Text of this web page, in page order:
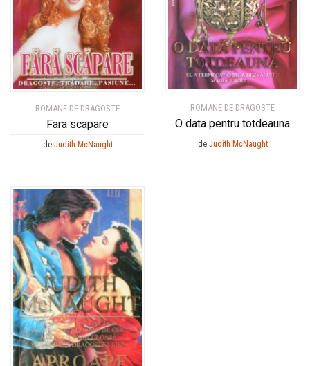
ROMANE DE DRAGOSTE
Fara scapare
de Judith McNaught
ROMANE DE DRAGOSTE
O data pentru totdeauna
de Judith McNaught